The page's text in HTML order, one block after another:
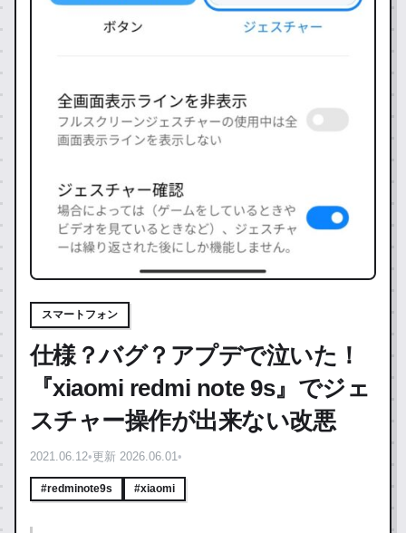
スマートフォン
仕様？バグ？アプデで泣いた！
『xiaomi redmi note 9s』でジェ
スチャー操作が出来ない改悪
2021.06.12•更新 2026.06.01 •
#redminote9s #xiaomi